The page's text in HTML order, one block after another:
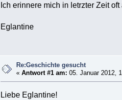
Ich erinnere mich in letrzter Zeit
Eglantine
Re:Geschichte gesucht
«Antwort #1 am: 05. Januar 2012,
Liebe Eglantine!